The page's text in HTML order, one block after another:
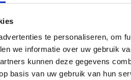
te personaliseren, om
we informatie over uw gebruik
kunnen deze gegevens
basis van uw gebruik van hun
plezier terwijl je de laatste hits
Switch wordt elke speelsessie
Kom langs, pak een controller